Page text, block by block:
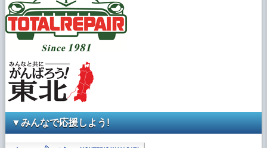
2023年3月3日
ブログに 「◆ホイールのリペア事例、更新
中」を追加しました。
2023年2月25日
ブログに 「◆ダッシュボードのリペア事
例、更新中」を追加しました。
ブログに 「◆ホイールのリペア事例、更新
中」を追加しました。
▼みんなで応援しよう!